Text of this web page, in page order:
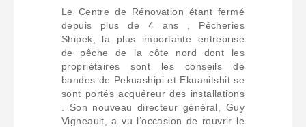
Le Centre de Rénovation étant fermé
depuis plus de 4 ans , Pêcheries
Shipek, la plus importante entreprise
de pêche de la côte nord dont les
propriétaires sont les conseils de
bandes de Pekuashipi et Ekuanitshit se
sont portés acquéreur des installations
. Son nouveau directeur général, Guy
Vigneault, a vu l’occasion de rouvrir le